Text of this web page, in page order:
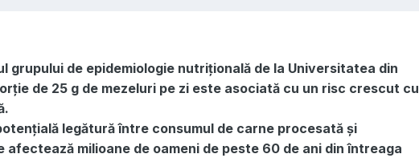
grupului de epidemiologie nutrițională de la Universitatea din
de 25 g de mezeluri pe zi este asociată cu un risc crescut cu
legătură între consumul de carne procesată și
milioane de oameni de peste 60 de ani din întreaga